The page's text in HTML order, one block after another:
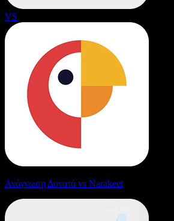
VS
Ανάγνωση Δυνατά vs Narakeet